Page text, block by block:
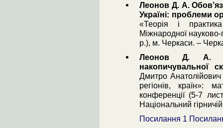
Леонов Д. А.
Україні: проблеми
«Теорія і
Міжнародної
р.), м. Черкаси. –
Леонов Д. А.
накопичувальної
Дмитро
регіонів, країн»:
конференції (5-7
Національний
Посилання 1